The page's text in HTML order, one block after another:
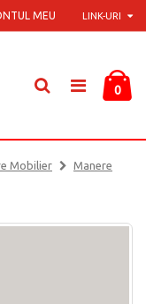
LINK-URI
MEU
0
Mobilier
Manere